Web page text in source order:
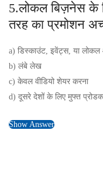
5.लोकल बिज़नेस के
तरह का प्रमोशन
a) डिस्काउंट, इवेंट्स, या लोकल
b) लंबे लेख
c) केवल वीडियो शेयर करना
d) दूसरे देशों के लिए मुफ्त
Show Answer